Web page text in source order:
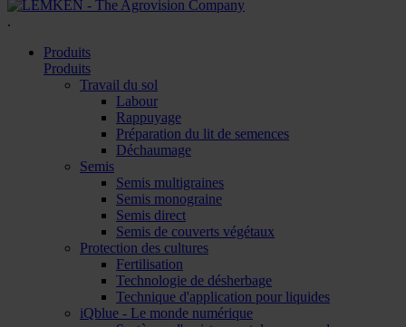
.
Produits
Produits
Travail du sol
Labour
Rappuyage
Préparation du lit de semences
Déchaumage
Semis
Semis multigraines
Semis monograine
Semis direct
Semis de couverts végétaux
Protection des cultures
Fertilisation
Technologie de désherbage
Technique d'application pour liquides
iQblue - Le monde numérique